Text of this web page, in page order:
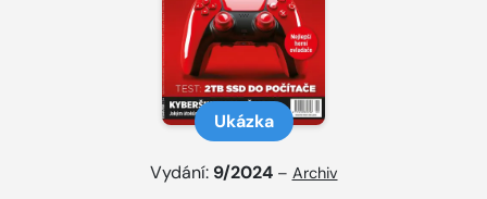
Ukázka
Vydání: 9/2024 – Archiv